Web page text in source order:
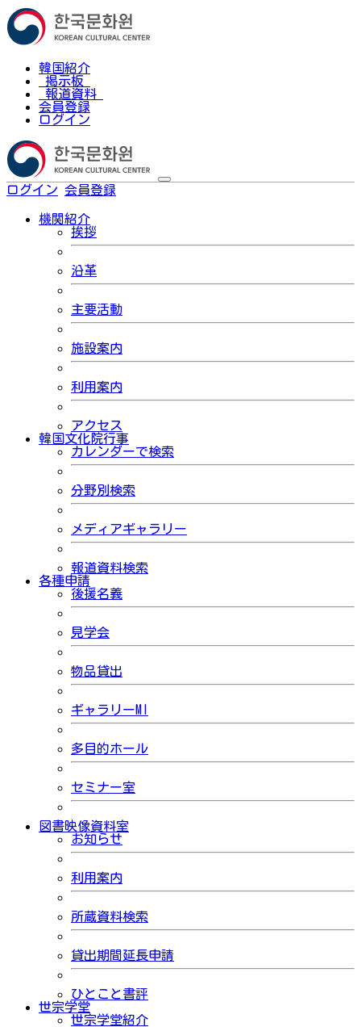
韓国紹介
掲示板
報道資料
会員登録
ログイン
ログイン 会員登録
機関紹介
挨拶
沿革
主要活動
施設案内
利用案内
アクセス
韓国文化院行事
カレンダーで検索
分野別検索
メディアギャラリー
報道資料検索
各種申請
後援名義
見学会
物品貸出
ギャラリーMI
多目的ホール
セミナー室
図書映像資料室
お知らせ
利用案内
所蔵資料検索
貸出期間延長申請
ひとこと書評
世宗学堂
世宗学堂紹介